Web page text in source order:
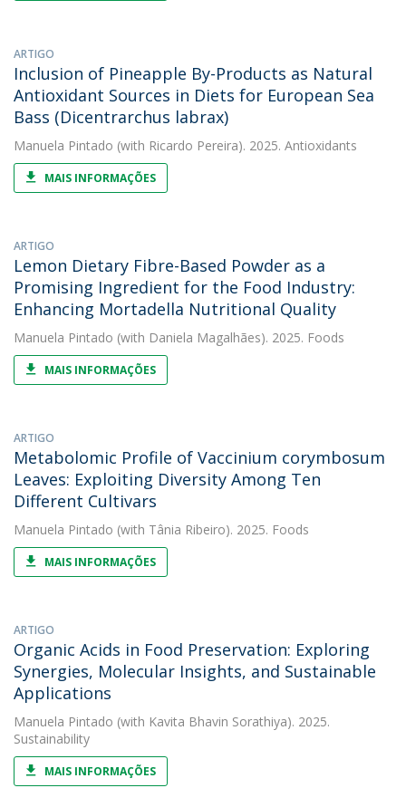
ARTIGO
Inclusion of Pineapple By-Products as Natural
Antioxidant Sources in Diets for European Sea
Bass (Dicentrarchus labrax)
Manuela Pintado (with Ricardo Pereira). 2025. Antioxidants
MAIS INFORMAÇÕES
ARTIGO
Lemon Dietary Fibre-Based Powder as a
Promising Ingredient for the Food Industry:
Enhancing Mortadella Nutritional Quality
Manuela Pintado (with Daniela Magalhães). 2025. Foods
MAIS INFORMAÇÕES
ARTIGO
Metabolomic Profile of Vaccinium corymbosum
Leaves: Exploiting Diversity Among Ten
Different Cultivars
Manuela Pintado (with Tânia Ribeiro). 2025. Foods
MAIS INFORMAÇÕES
ARTIGO
Organic Acids in Food Preservation: Exploring
Synergies, Molecular Insights, and Sustainable
Applications
Manuela Pintado (with Kavita Bhavin Sorathiya). 2025.
Sustainability
MAIS INFORMAÇÕES